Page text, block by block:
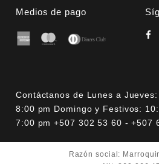
Medios de pago
Contáctanos de Lunes a
8:00 pm Domingo y Festivos:
7:00 pm +507 302 53 60 - +507
Razón social: